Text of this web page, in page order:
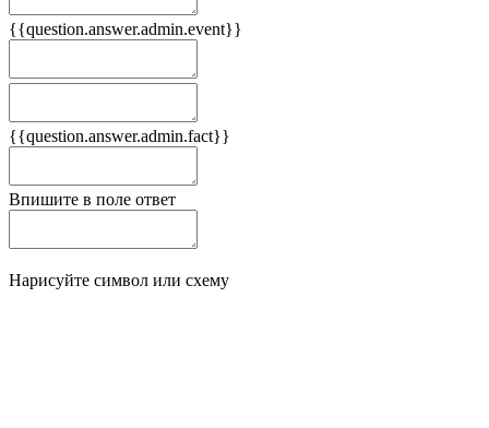
{{question.answer.admin.event}}
{{question.answer.admin.fact}}
Впишите в поле ответ
Нарисуйте символ или схему